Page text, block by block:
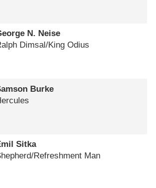
N. Neise
Dimsal/​King Odius
Burke
Sitka
​Refreshment Man